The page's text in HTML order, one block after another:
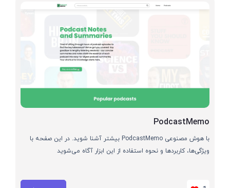
PodcastMemo
با هوش مصنوعی PodcastMemo بیشتر آشنا شوید. در این صفحه با
ویژگی‌ها، کاربردها و نحوه استفاده از این ابزار آگاه می‌شوید